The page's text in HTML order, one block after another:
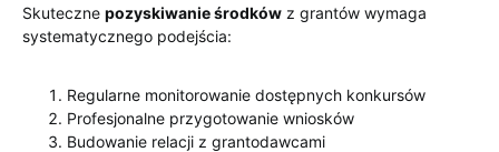
Skuteczne pozyskiwanie środków z grantów wymaga
systematycznego podejścia:
Regularne monitorowanie dostępnych konkursów
Profesjonalne przygotowanie wniosków
Budowanie relacji z grantodawcami